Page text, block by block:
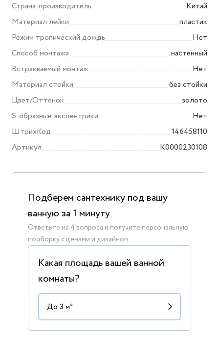
Страна-производитель
Китай
Материал лейки
пластик
Режим тропический дождь
Нет
Способ монтажа
настенный
Встраиваемый монтаж
Нет
Материал стойки
без стойки
Цвет/Оттенок
золото
S-образные эксцентрики
Нет
ШтрихКод
146458110
Артикул
K0000230108
Подберем сантехнику под вашу
ванную за 1 минуту
Ответьте на 4 вопроса и получите персональную
подборку с ценами и дизайном
Какая площадь вашей ванной
комнаты?